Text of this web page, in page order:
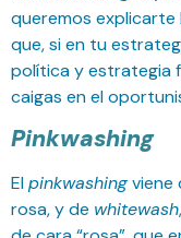
queremos
que, si en tu
política y estrategia
caigas en el
Pinkwashing
Elpinkwashingviene
rosa, y de whitewash